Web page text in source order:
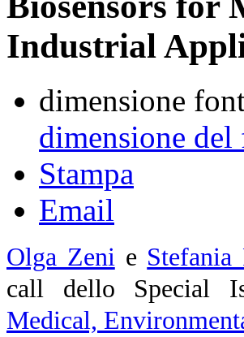
Industrial
dimensione
dimensione del
Stampa
Email
Olga Zeni e Stefania
call dello Special
Medical,